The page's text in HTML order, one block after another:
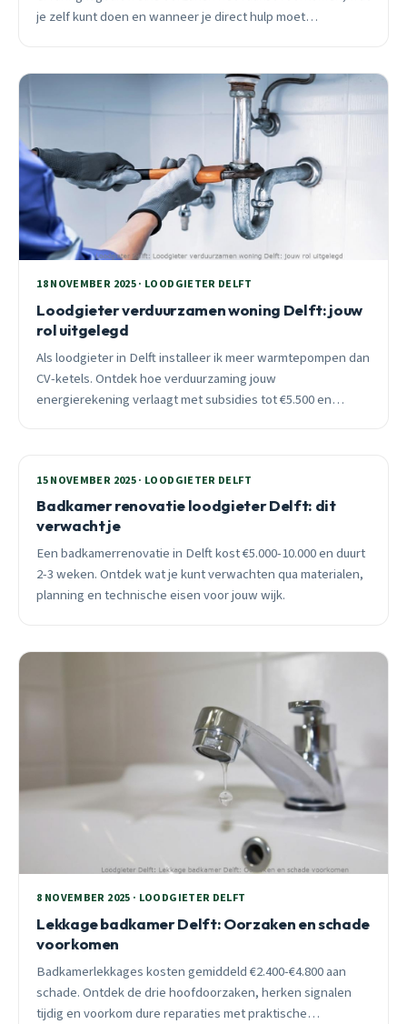
je zelf kunt doen en wanneer je direct hulp moet
18 NOVEMBER 2025 · LOODGIETER DELFT
Loodgieter verduurzamen woning Delft: jouw
rol uitgelegd
Als loodgieter in Delft installeer ik meer warmtepompen dan
CV-ketels. Ontdek hoe verduurzaming jouw
energierekening verlaagt met subsidies tot €5.500 en
15 NOVEMBER 2025 · LOODGIETER DELFT
Badkamer renovatie loodgieter Delft: dit
verwacht je
Een badkamerrenovatie in Delft kost €5.000-10.000 en duurt
2-3 weken. Ontdek wat je kunt verwachten qua materialen,
planning en technische eisen voor jouw wijk.
8 NOVEMBER 2025 · LOODGIETER DELFT
Lekkage badkamer Delft: Oorzaken en schade
voorkomen
Badkamerlekkages kosten gemiddeld €2.400-€4.800 aan
schade. Ontdek de drie hoofdoorzaken, herken signalen
tijdig en voorkom dure reparaties met praktische